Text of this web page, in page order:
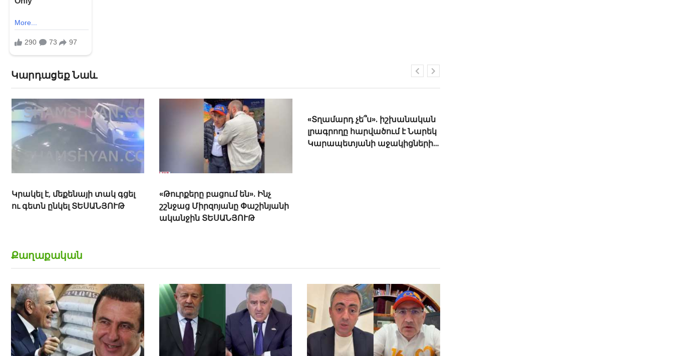
Կարդացեք Նաև
Կրակել է, մեքենայի տակ գցել
ու գետն ընկել ՏԵՍԱՆՅՈՒԹ
«Թուրքերը բացում են». Ինչ
շշնջաց Միրզոյանը Փաշինյանի
ականջին ՏԵՍԱՆՅՈՒԹ
Քաղաքական